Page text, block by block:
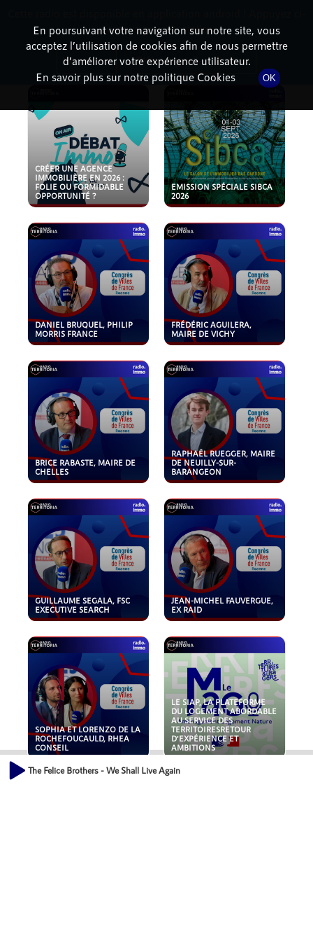
PODCASTS
CRÉER UNE AGENCE
IMMOBILIÈRE EN 2026 :
FOLIE OU FORMIDABLE
OPPORTUNITÉ ?
EMISSION SPÉCIALE SIBCA
2026
DANIEL BRUQUEL, PHILIP
MORRIS FRANCE
FRÉDÉRIC AGUILERA,
MAIRE DE VICHY
BRICE RABASTE, MAIRE DE
CHELLES
RAPHAËL RUEGGER, MAIRE
DE NEUILLY-SUR-
BARANGEON
GUILLAUME SEGALA, FSC
EXECUTIVE SEARCH
JEAN-MICHEL FAUVERGUE,
EX RAID
SOPHIA ET LORENZO DE LA
ROCHEFOUCAULD, RHEA
CONSEIL
LE SIAP, LA PLATEFORME
DU LOGEMENT ABORDABLE
AU SERVICE DES
TERRITOIRESRETOUR
D'EXPÉRIENCE ET
AMBITIONS
The Felice Brothers - We Shall Live Again
En poursuivant votre navigation sur notre site, vous
acceptez l’utilisation de cookies afin de nous permettre
d’améliorer votre expérience utilisateur.
En savoir plus sur notre politique Cookies
OK
dessous pour l'installer.
Non merci Télécharger l'application